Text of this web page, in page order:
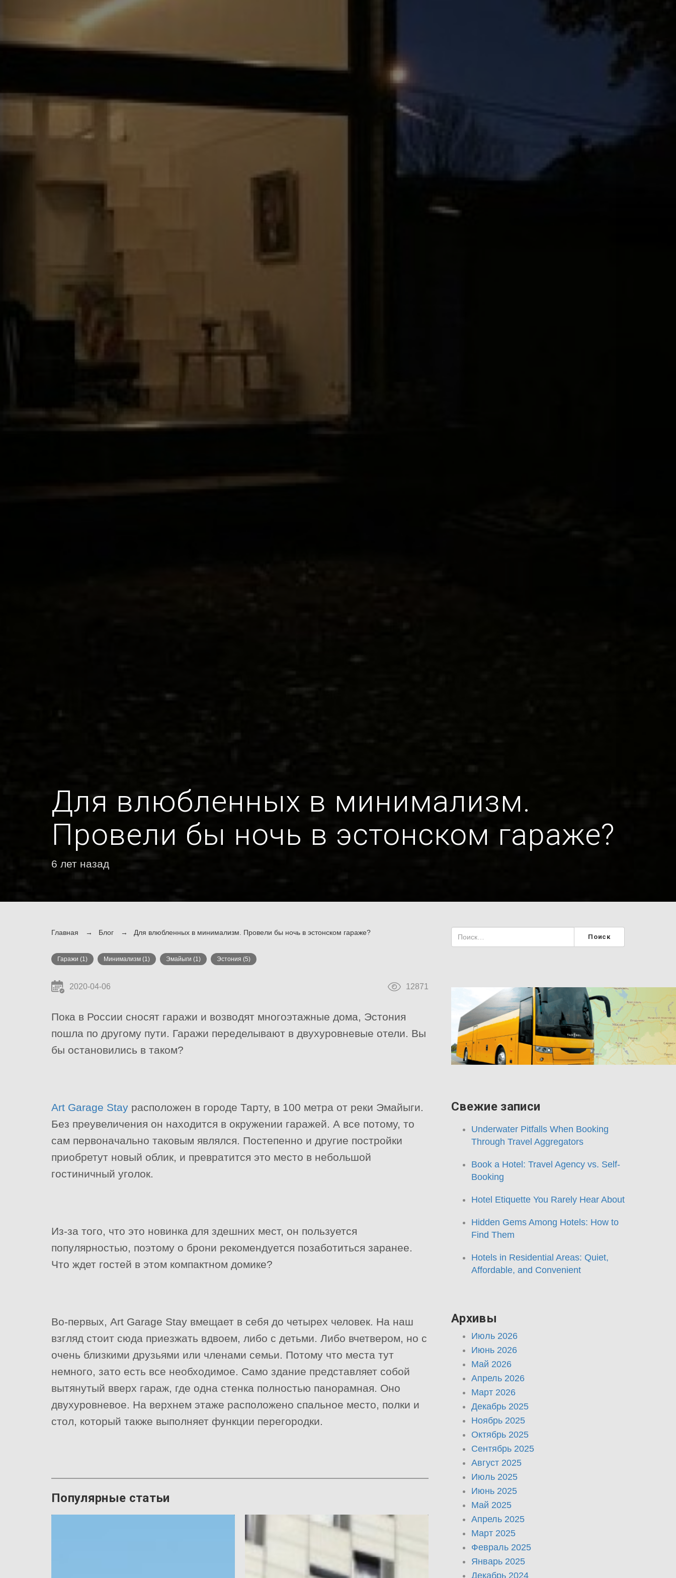
Для влюбленных в минимализм.
Провели бы ночь в эстонском гараже?
6 лет назад
Главная Блог Для влюбленных в минимализм. Провели бы ночь в эстонском гараже?
Гаражи (1) Минимализм (1) Эмайыги (1) Эстония (5)
2020-04-06 12871
Пока в России сносят гаражи и возводят многоэтажные дома, Эстония
пошла по другому пути. Гаражи переделывают в двухуровневые отели. Вы
бы остановились в таком?
Art Garage Stay расположен в городе Тарту, в 100 метра от реки Эмайыги.
Без преувеличения он находится в окружении гаражей. А все потому, то
сам первоначально таковым являлся. Постепенно и другие постройки
приобретут новый облик, и превратится это место в небольшой
гостиничный уголок.
Из-за того, что это новинка для здешних мест, он пользуется
популярностью, поэтому о брони рекомендуется позаботиться заранее.
Что ждет гостей в этом компактном домике?
Во-первых, Art Garage Stay вмещает в себя до четырех человек. На наш
взгляд стоит сюда приезжать вдвоем, либо с детьми. Либо вчетвером, но с
очень близкими друзьями или членами семьи. Потому что места тут
немного, зато есть все необходимое. Само здание представляет собой
вытянутый вверх гараж, где одна стенка полностью панорамная. Оно
двухуровневое. На верхнем этаже расположено спальное место, полки и
стол, который также выполняет функции перегородки.
Популярные статьи
Свежие записи
Underwater Pitfalls When Booking
Through Travel Aggregators
Book a Hotel: Travel Agency vs. Self-
Booking
Hotel Etiquette You Rarely Hear About
Hidden Gems Among Hotels: How to
Find Them
Hotels in Residential Areas: Quiet,
Affordable, and Convenient
Архивы
Июль 2026
Июнь 2026
Май 2026
Апрель 2026
Март 2026
Декабрь 2025
Ноябрь 2025
Октябрь 2025
Сентябрь 2025
Август 2025
Июль 2025
Июнь 2025
Май 2025
Апрель 2025
Март 2025
Февраль 2025
Январь 2025
Декабрь 2024